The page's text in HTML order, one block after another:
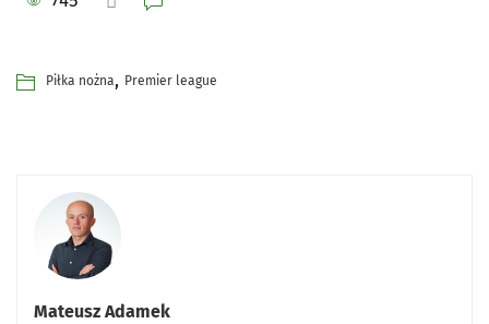
Piłka nożna, Premier league
Mateusz Adamek